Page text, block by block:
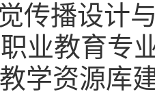
传播设计
业教育专
学资源库